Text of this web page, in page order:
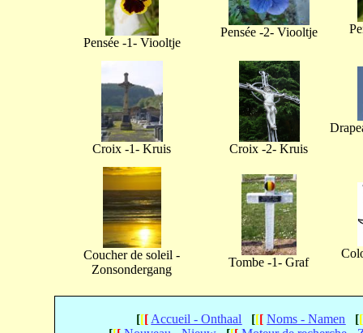
Pensée -1- Viooltje
Pensée -2- Viooltje
Croix -1- Kruis Croix -2- Kruis
Coucher de soleil -
Zonsondergang
Tombe -1- Graf
[[[ Accueil - Onthaal [[[ Noms - Namen [[